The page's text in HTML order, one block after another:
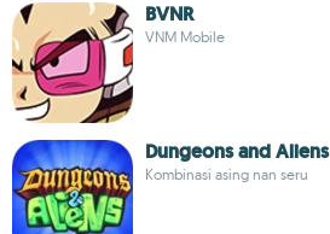
BVNR
VNM Mobile
Dungeons and Aliens
Kombinasi asing nan seru